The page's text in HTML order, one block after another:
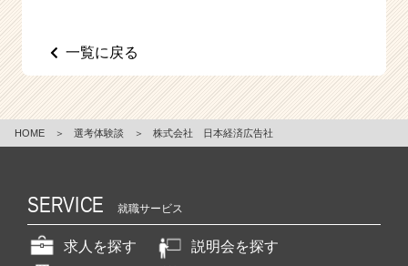
一覧に戻る
HOME ＞ 選考体験談 ＞ 株式会社 日本経済広告社
SERVICE 就職サービス
求人を探す
説明会を探す